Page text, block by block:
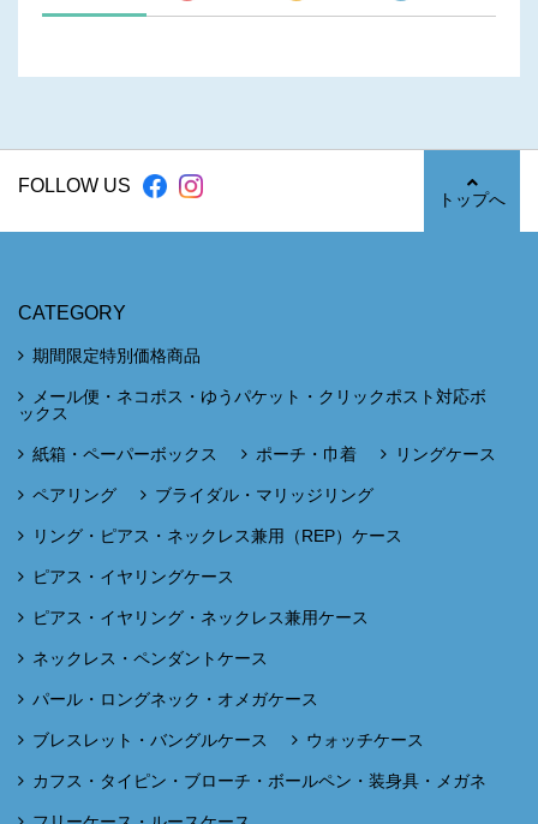
FOLLOW US
トップへ
CATEGORY
期間限定特別価格商品
メール便・ネコポス・ゆうパケット・クリックポスト対応ボ
ックス
紙箱・ペーパーボックス ポーチ・巾着 リングケース
ペアリング ブライダル・マリッジリング
リング・ピアス・ネックレス兼用（REP）ケース
ピアス・イヤリングケース
ピアス・イヤリング・ネックレス兼用ケース
ネックレス・ペンダントケース
パール・ロングネック・オメガケース
ブレスレット・バングルケース ウォッチケース
カフス・タイピン・ブローチ・ボールペン・装身具・メガネ